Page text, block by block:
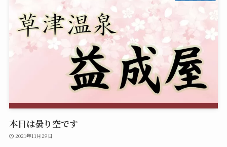
本日は曇り空です
2021年11月29日